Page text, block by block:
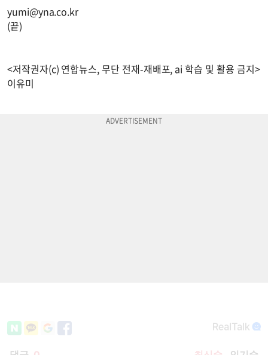
yumi@yna.co.kr
(끝)
<저작권자(c) 연합뉴스, 무단 전재-재배포, ai 학습 및 활용 금지>
이유미